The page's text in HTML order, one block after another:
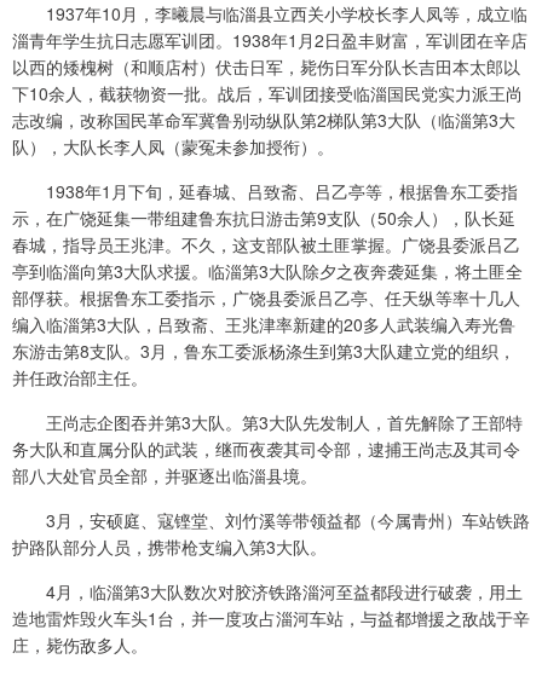
1937年10月，李曦晨与临淄县立西关小学校长李人凤等，成立临
淄青年学生抗日志愿军训团。1938年1月2日盈丰财富，军训团在辛店
以西的矮槐树（和顺店村）伏击日军，毙伤日军分队长吉田本太郎以
下10余人，截获物资一批。战后，军训团接受临淄国民党实力派王尚
志改编，改称国民革命军冀鲁别动纵队第2梯队第3大队（临淄第3大
队），大队长李人凤（蒙冤未参加授衔）。
1938年1月下旬，延春城、吕致斋、吕乙亭等，根据鲁东工委指
示，在广饶延集一带组建鲁东抗日游击第9支队（50余人），队长延
春城，指导员王兆津。不久，这支部队被土匪掌握。广饶县委派吕乙
亭到临淄向第3大队求援。临淄第3大队除夕之夜奔袭延集，将土匪全
部俘获。根据鲁东工委指示，广饶县委派吕乙亭、任天纵等率十几人
编入临淄第3大队，吕致斋、王兆津率新建的20多人武装编入寿光鲁
东游击第8支队。3月，鲁东工委派杨涤生到第3大队建立党的组织，
并任政治部主任。
王尚志企图吞并第3大队。第3大队先发制人，首先解除了王部特
务大队和直属分队的武装，继而夜袭其司令部，逮捕王尚志及其司令
部八大处官员全部，并驱逐出临淄县境。
3月，安硕庭、寇铿堂、刘竹溪等带领益都（今属青州）车站铁路
护路队部分人员，携带枪支编入第3大队。
4月，临淄第3大队数次对胶济铁路淄河至益都段进行破袭，用土
造地雷炸毁火车头1台，并一度攻占淄河车站，与益都增援之敌战于辛
庄，毙伤敌多人。